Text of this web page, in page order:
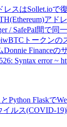
レスはSollet.ioで
ア
/ SafePal間で
iwBTCトークン
Finance
Syntax error ~
Python Flaskで
イルス(COVID-